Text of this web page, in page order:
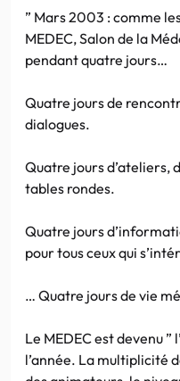
” Mars 2003 : comme
MEDEC, Salon de la
pendant quatre jours…
Quatre jours de
dialogues.
Quatre jours d’ateliers,
tables rondes.
Quatre jours
pour tous ceux qui
… Quatre jours de vie
Le MEDEC est devenu ”
l’année. La multiplicité